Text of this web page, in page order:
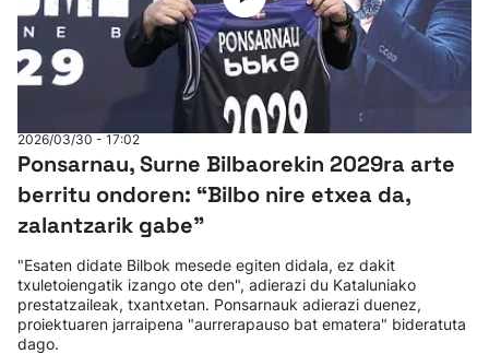
2026/03/30 - 17:02
Ponsarnau, Surne Bilbaorekin 2029ra arte
berritu ondoren: “Bilbo nire etxea da,
zalantzarik gabe"
"Esaten didate Bilbok mesede egiten didala, ez dakit
txuletoiengatik izango ote den", adierazi du Kataluniako
prestatzaileak, txantxetan. Ponsarnauk adierazi duenez,
proiektuaren jarraipena "aurrerapauso bat ematera" bideratuta
dago.